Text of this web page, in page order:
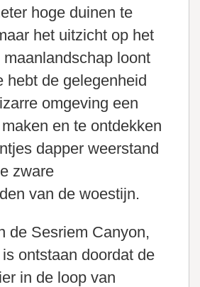
hoge duinen te
het uitzicht op het
loont
hebt de gelegenheid
omgeving een
en te ontdekken
dapper weerstand
zware
van de woestijn.
de Sesriem Canyon,
ontstaan doordat de
in de loop van